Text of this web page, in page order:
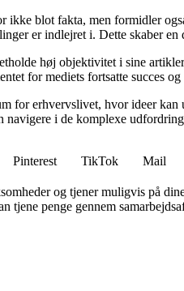
ikke blot fakta, men formidler
er indlejret i. Dette skaber
høj objektivitet i sine
for mediets fortsatte succes og
for erhvervslivet, hvor ideer
i de komplexe
Pinterest TikTok Mail
og tjener muligvis på
penge gennem